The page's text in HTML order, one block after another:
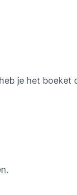
je het boeket